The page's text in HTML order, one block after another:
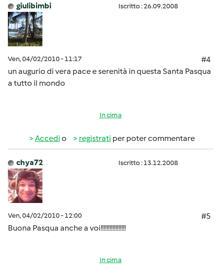
giulibimbi Iscritto : 26.09.2008
Ven, 04/02/2010 - 11:17
#4
un augurio di vera pace e serenità in questa Santa Pasqua
a tutto il mondo
In cima
Accedi o registrati per poter commentare
chya72 Iscritto : 13.12.2008
Ven, 04/02/2010 - 12:00
#5
Buona Pasqua anche a voi!!!!!!!!!!!!!!!!!
In cima